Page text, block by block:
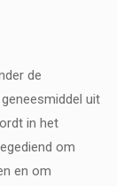
de
uit
in het
om
en om